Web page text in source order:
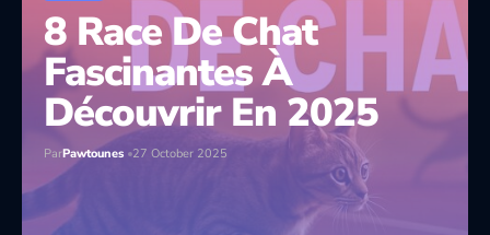
8 Race De Chat
Fascinantes À
Découvrir En 2025
ParPawtounes 27 October 2025